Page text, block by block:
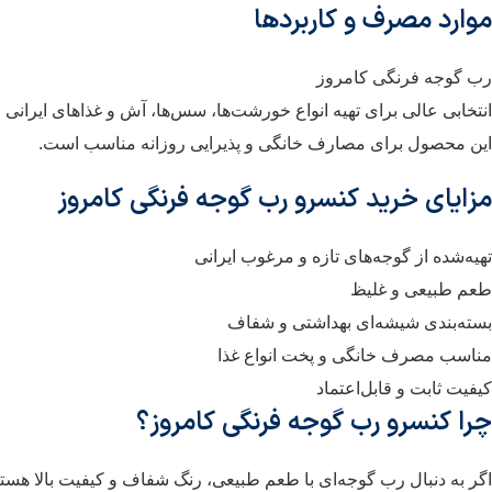
موارد مصرف و کاربردها
رب گوجه فرنگی کامروز
انتخابی عالی برای تهیه انواع خورشت‌ها، سس‌ها، آش و غذاهای
این محصول برای مصارف خانگی و پذیرایی روزانه مناسب است.
مزایای خرید کنسرو رب گوجه فرنگی کامروز
تهیه‌شده از گوجه‌های تازه و مرغوب ایرانی
طعم طبیعی و غلیظ
بسته‌بندی شیشه‌ای بهداشتی و شفاف
مناسب مصرف خانگی و پخت انواع غذا
کیفیت ثابت و قابل‌اعتماد
چرا کنسرو رب گوجه فرنگی کامروز؟
اگر به دنبال رب گوجه‌ای با طعم طبیعی، رنگ شفاف و کیفیت بالا